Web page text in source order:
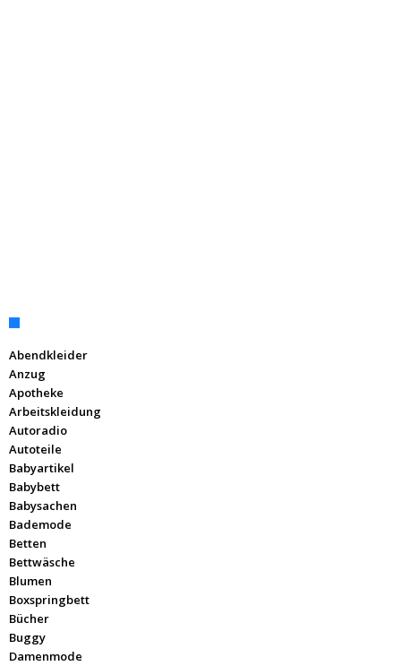
Abendkleider
Anzug
Apotheke
Arbeitskleidung
Autoradio
Autoteile
Babyartikel
Babybett
Babysachen
Bademode
Betten
Bettwäsche
Blumen
Boxspringbett
Bücher
Buggy
Damenmode